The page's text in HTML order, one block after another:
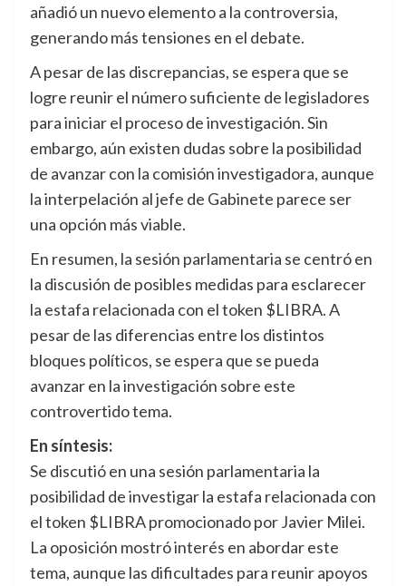
añadió un nuevo elemento a la controversia,
generando más tensiones en el debate.
A pesar de las discrepancias, se espera que se
logre reunir el número suficiente de legisladores
para iniciar el proceso de investigación. Sin
embargo, aún existen dudas sobre la posibilidad
de avanzar con la comisión investigadora, aunque
la interpelación al jefe de Gabinete parece ser
una opción más viable.
En resumen, la sesión parlamentaria se centró en
la discusión de posibles medidas para esclarecer
la estafa relacionada con el token $LIBRA. A
pesar de las diferencias entre los distintos
bloques políticos, se espera que se pueda
avanzar en la investigación sobre este
controvertido tema.
En síntesis:
Se discutió en una sesión parlamentaria la
posibilidad de investigar la estafa relacionada con
el token $LIBRA promocionado por Javier Milei.
La oposición mostró interés en abordar este
tema, aunque las dificultades para reunir apoyos